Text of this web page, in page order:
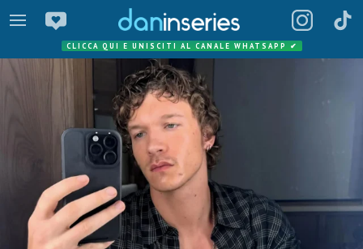
CLICCA QUI E UNISCITI AL CANALE WHATSAPP ✔